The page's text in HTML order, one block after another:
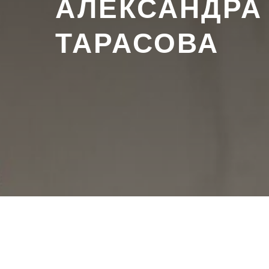
АЛЕКСАНДРА
ТАРАСОВА